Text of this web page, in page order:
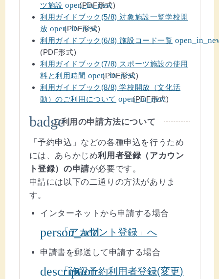
ツ施設 open_in_new
(PDF形式)
利用ガイドブック(5/8) 対象施設一覧学校開
放 open_in_new
(PDF形式)
利用ガイドブック(6/8) 施設コード一覧
(PDF形式)
利用ガイドブック(7/8) スポーツ施設の使用
料と利用時間 open_in_new
(PDF形式)
利用ガイドブック(8/8) 学校開放（文化活
動）のご利用について open_in_new
(PDF形式)
badgeご利用の申請方法について
「予約申込」などの各種申込を行うため
には、あらかじめ利用者登録（アカウン
ト登録）の申請が必要です。
申請には以下の二通りの方法がありま
す。
インターネットから申請する場合
person_add
「アカウント登録」へ
申請書を郵送して申請する場合
description
「施設予約利用者登録(変更)